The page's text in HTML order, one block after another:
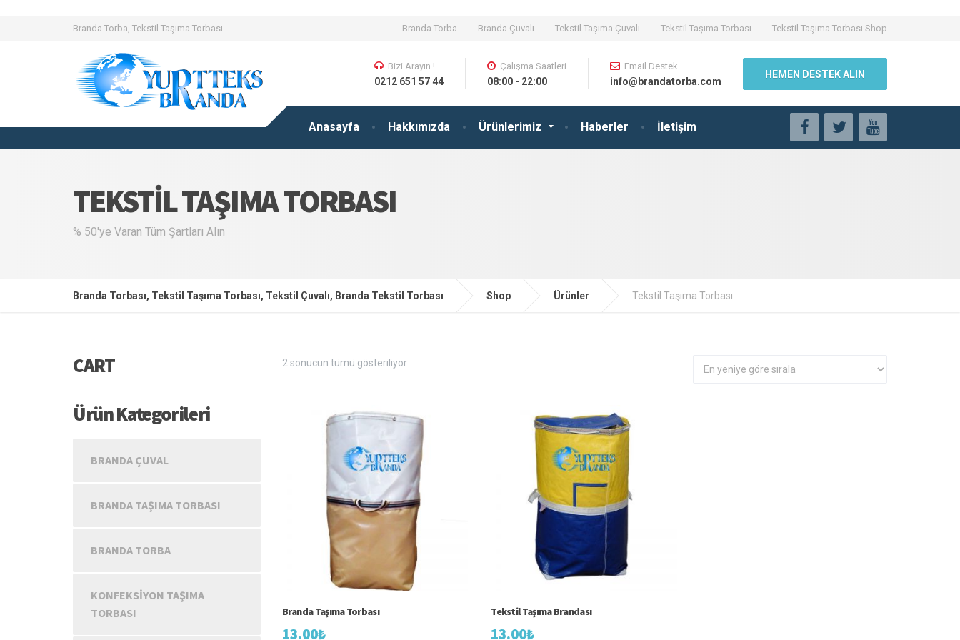
Branda Torba, Tekstil Taşıma Torbası Branda Torba Branda Çuvalı Tekstil Taşıma Çuvalı Tekstil Taşıma Torbası Tekstil Taşıma Torbası Shop
Anasayfa Hakkımızda Ürünlerimiz Haberler İletişim
Bizi Arayın.!
0212 651 57 44
Çalışma Saatleri
08:00 - 22:00
Email Destek
info@brandatorba.com
HEMEN DESTEK ALIN
TEKSTIL TAŞIMA TORBASI
% 50'ye Varan Tüm Şartları Alın
Branda Torbası, Tekstil Taşıma Torbası, Tekstil Çuvalı, Branda Tekstil Torbası Shop Ürünler Tekstil Taşıma Torbası
2 sonucun tümü gösteriliyorEn
Branda Taşıma Torbası
13.00₺
Tekstil Taşıma Brandası
13.00₺
CART
Ürün Kategorileri
BRANDA ÇUVAL
BRANDA TAŞIMA TORBASI
BRANDA TORBA
KONFEKSIYON TAŞIMA
TORBASI